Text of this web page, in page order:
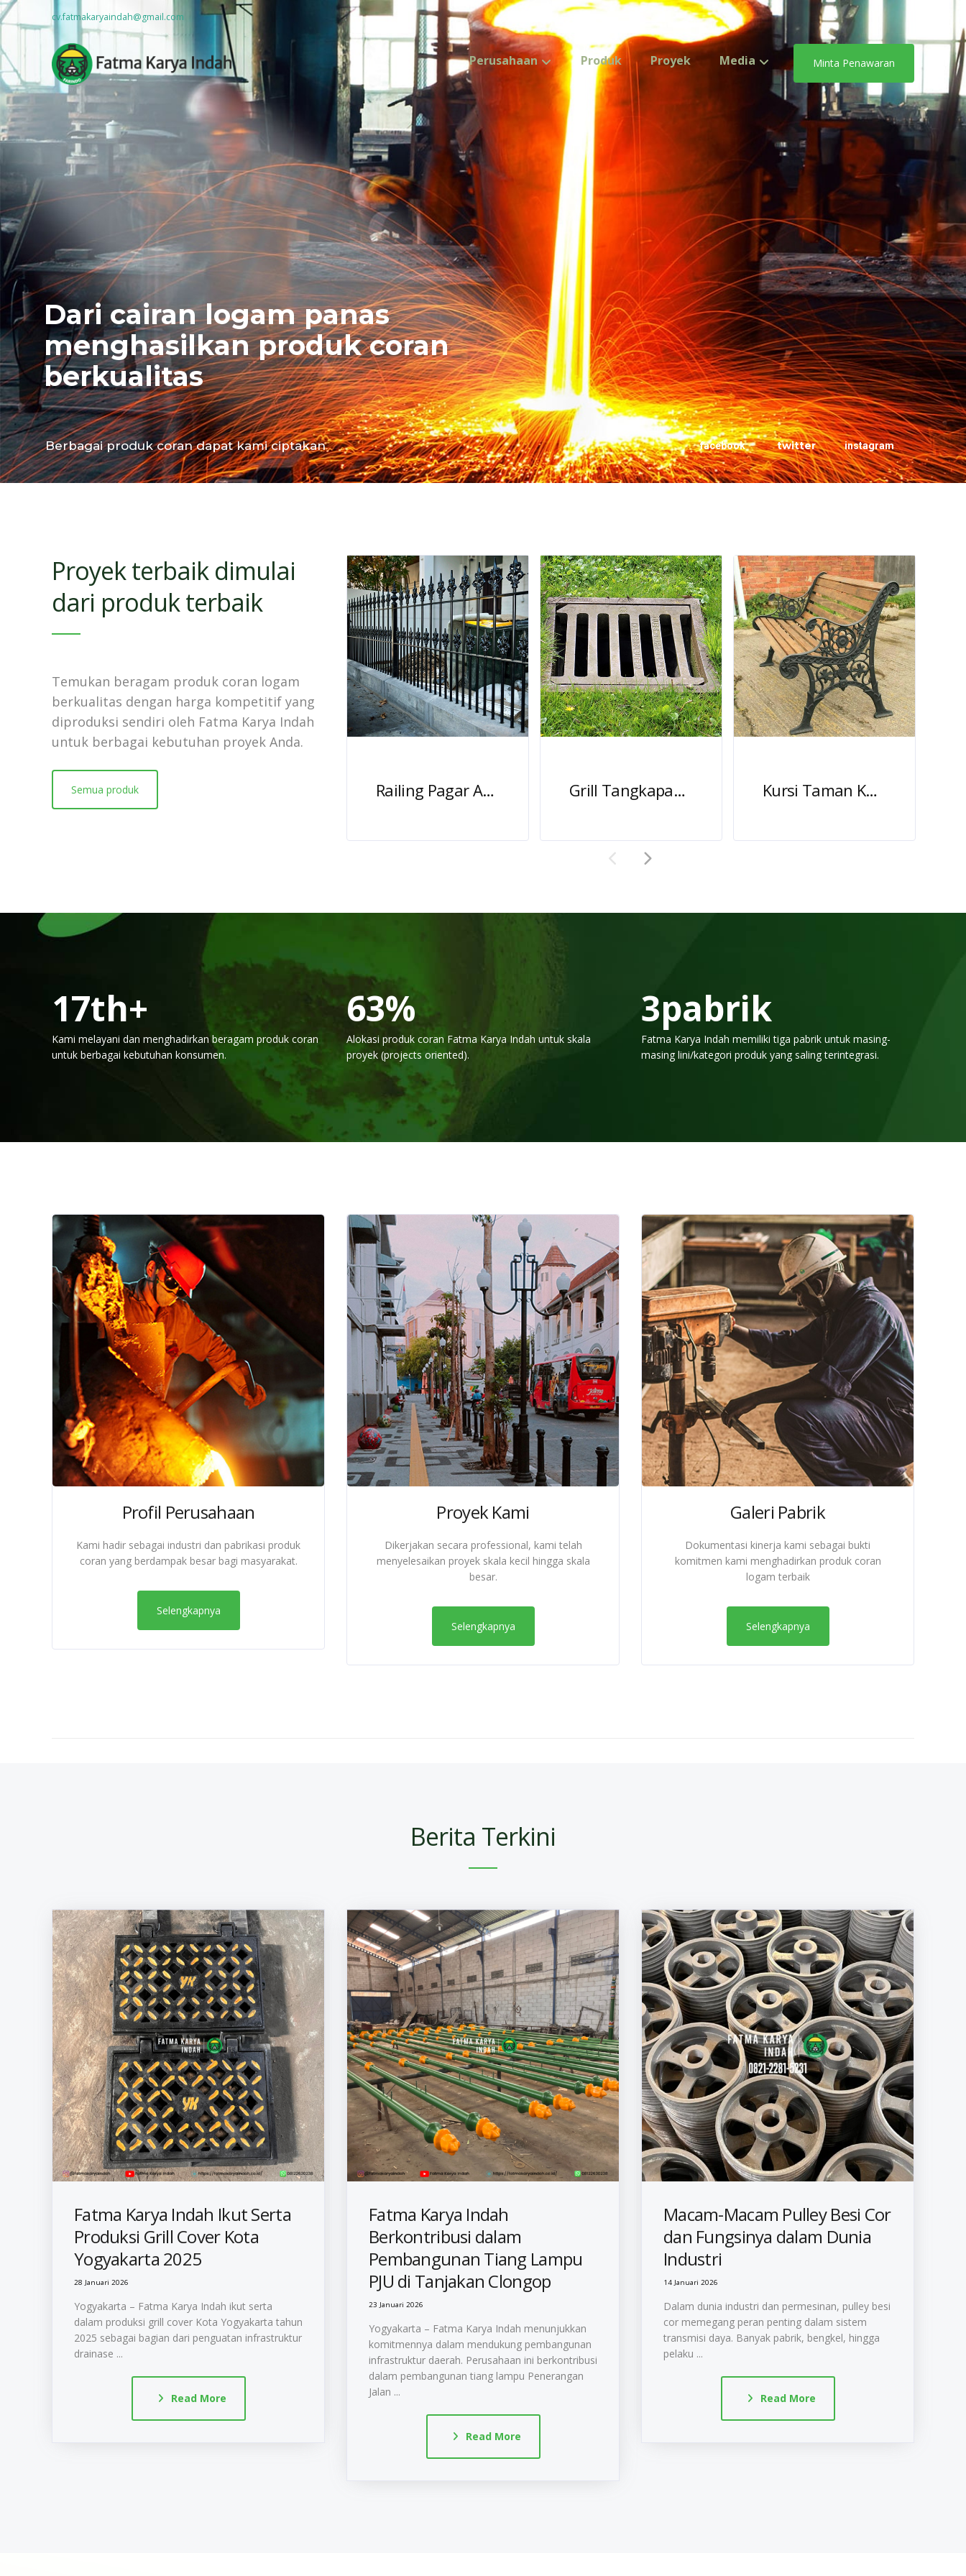
cv.fatmakaryaindah@gmail.com
Minta Penawaran
Perusahaan Produk Proyek Media
Dari cairan logam panas
menghasilkan produk coran
berkualitas
twitter
Berbagai produk coran dapat kami ciptakan facebook instagram
Proyek terbaik dimulai
dari produk terbaik
Temukan beragam produk coran logam
berkualitas dengan harga kompetitif yang
diproduksi sendiri oleh Fatma Karya Indah
untuk berbagai kebutuhan proyek Anda.
Semua produk Railing Pagar Antik Besi Cor Grill Tangkapan Air Jalan Baja Coran Kursi Taman Kota Antik Besi Cor
20th+
Kami melayani dan menghadirkan beragam produk coran
untuk berbagai kebutuhan konsumen.
75%
Alokasi produk coran Fatma Karya Indah untuk skala
proyek (projects oriented).
3pabrik
Fatma Karya Indah memiliki tiga pabrik untuk masing-
masing lini/kategori produk yang saling terintegrasi.
Profil Perusahaan
Kami hadir sebagai industri dan pabrikasi produk
coran yang berdampak besar bagi masyarakat.
Selengkapnya
Proyek Kami
Dikerjakan secara professional, kami telah
menyelesaikan proyek skala kecil hingga skala
besar.
Selengkapnya
Galeri Pabrik
Dokumentasi kinerja kami sebagai bukti
komitmen kami menghadirkan produk coran
logam terbaik
Selengkapnya
Berita Terkini
Fatma Karya Indah Ikut Serta
Produksi Grill Cover Kota
Yogyakarta 2025
28 Januari 2026
Yogyakarta – Fatma Karya Indah ikut serta
dalam produksi grill cover Kota Yogyakarta tahun
2025 sebagai bagian dari penguatan infrastruktur
drainase ...
Read More
Fatma Karya Indah
Berkontribusi dalam
Pembangunan Tiang Lampu
PJU di Tanjakan Clongop
23 Januari 2026
Yogyakarta – Fatma Karya Indah menunjukkan
komitmennya dalam mendukung pembangunan
infrastruktur daerah. Perusahaan ini berkontribusi
dalam pembangunan tiang lampu Penerangan
Jalan ...
Read More
Macam-Macam Pulley Besi Cor
dan Fungsinya dalam Dunia
Industri
14 Januari 2026
Dalam dunia industri dan permesinan, pulley besi
cor memegang peran penting dalam sistem
transmisi daya. Banyak pabrik, bengkel, hingga
pelaku ...
Read More